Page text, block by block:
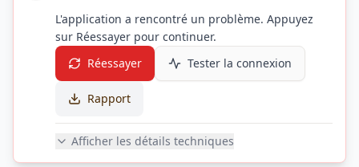
L'application a rencontré un problème. Appuyez
sur Réessayer pour continuer.
Réessayer
Tester la connexion
Rapport
Afficher les détails techniques